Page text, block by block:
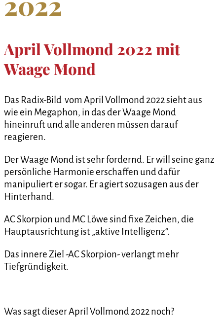
April Vollmond 2022 mit
Waage Mond
Das Radix-Bild vom April Vollmond 2022 sieht aus
wie ein Megaphon, in das der Waage Mond
hineinruft und alle anderen müssen darauf
reagieren.
Der Waage Mond ist sehr fordernd. Er will seine ganz
persönliche Harmonie erschaffen und dafür
manipuliert er sogar. Er agiert sozusagen aus der
Hinterhand.
AC Skorpion und MC Löwe sind fixe Zeichen, die
Hauptausrichtung ist „aktive Intelligenz“.
Das innere Ziel -AC Skorpion- verlangt mehr
Tiefgründigkeit.
Was sagt dieser April Vollmond 2022 noch?